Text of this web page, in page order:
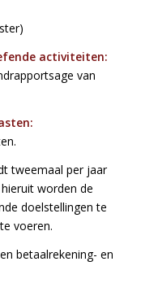
activiteiten:
van
tweemaal per jaar
worden de
doelstellingen te
voeren.
betaalrekening- en